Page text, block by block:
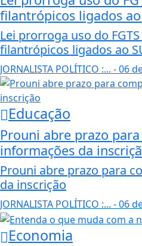
filantrópicos ligados ao
Lei prorroga uso do
filantrópicos ligados ao
JORNALISTA POLÍTICO :... - 06
Educação
Prouni abre prazo
informações da
Prouni abre prazo para
da inscrição
JORNALISTA POLÍTICO :... - 06
Economia